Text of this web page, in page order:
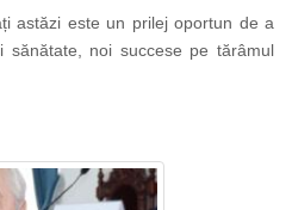
astăzi este un prilej oportun de a
noi succese pe tărâmul